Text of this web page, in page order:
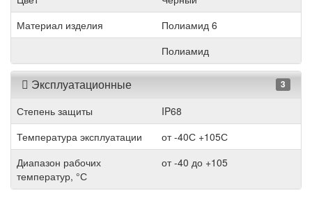
Материал изделия
Полиамид 6
Полиамид
Эксплуатационные 3
Степень защиты
IP68
Температура эксплуатации
от -40С +105С
Диапазон рабочих
температур, °С
от -40 до +105